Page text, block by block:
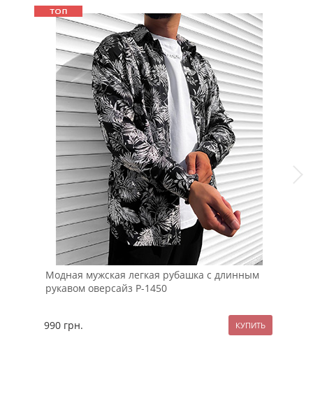
Модная мужская легкая рубашка с длинным
рукавом оверсайз Р-1450
990 грн.